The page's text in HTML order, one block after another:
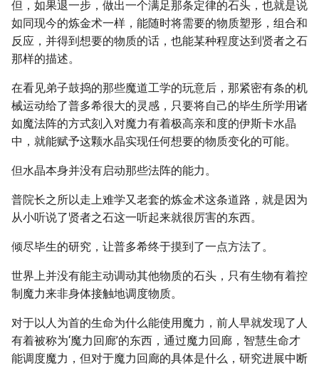
但，如果退一步，做出一个满足那条定律的石头，也就是说
如同现今的炼金术一样，能随时将需要的物质塑形，组合和
反应，并得到想要的物质的话，也能某种程度达到贤者之石
那样的描述。
在看见弟子鼓捣的那些魔道工学的玩意后，那紧密有条的机
械运动给了普多希很大的灵感，只要将自己的毕生所学用诸
如魔法阵的方式刻入对魔力有着极高亲和度的伊斯卡水晶
中，就能赋予这颗水晶实现任何想要的物质变化的可能。
但水晶本身并没有启动那些法阵的能力。
普院长之所以走上难学又老套的炼金术这条道路，就是因为
从小听说了贤者之石这一听起来就很厉害的东西。
倾尽毕生的研究，让普多希终于摸到了一点方法了。
世界上并没有能主动调动其他物质的石头，只有生物有着控
制魔力来非身体接触地调度物质。
对于以人为首的生命为什么能使用魔力，前人早就发现了人
有着被称为‘魔力回廊’的东西，通过魔力回廊，智慧生命才
能调度魔力，但对于魔力回廊的具体是什么，研究进展中断